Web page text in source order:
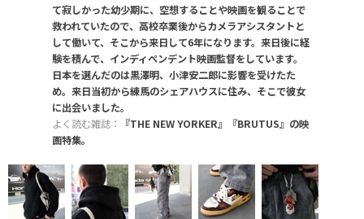
て寂しかった幼少期に、空想することや映画を観ることで
救われていたので、高校卒業後からカメラアシスタントと
して働いて、そこから来日して6年になります。来日後に経
験を積んで、インディペンデント映画監督をしています。
日本を選んだのは黒澤明、小津安二郎に影響を受けたた
め。来日当初から練馬のシェアハウスに住み、そこで彼女
に出会いました。
よく読む雑誌：
『THE NEW YORKER』『BRUTUS』の映
画特集。